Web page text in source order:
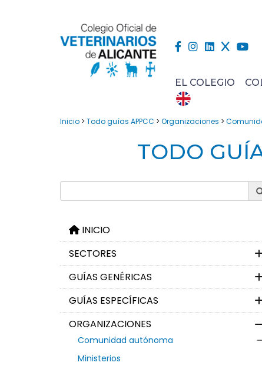
EL COLEGIO
Inicio > Todo guías APPCC > Organizaciones >
TODO
INICIO
SECTORES
GUÍAS GENÉRICAS
GUÍAS ESPECÍFICAS
ORGANIZACIONES
Comunidad autónoma
Ministerios